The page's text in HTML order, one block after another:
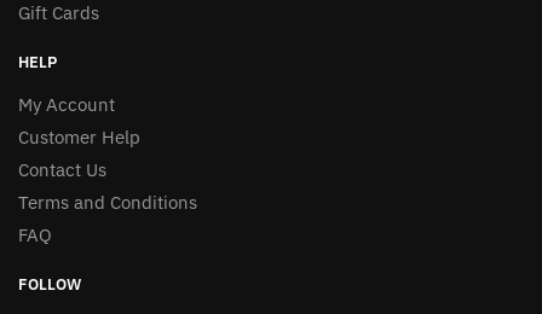
Gift Cards
HELP
My Account
Customer Help
Contact Us
Terms and Conditions
FAQ
FOLLOW